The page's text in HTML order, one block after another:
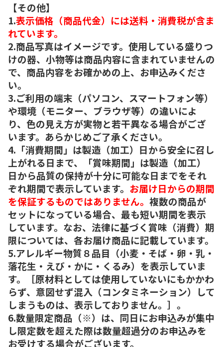
【その他】
1.表示価格（商品代金）には送料・消費税が含ま
れています。
2.商品写真はイメージです。使用している盛りつ
けの器、小物等は商品内容に含まれていませんの
で、商品内容をお確かめの上、お申込みくださ
い。
3.ご利用の端末（パソコン、スマートフォン等）
や環境（モニター、ブラウザ等）の違いによ
り、色の見え方が実物と若干異なる場合がござ
います。あらかじめご了承ください。
4.「消費期間」は製造（加工）日から安全に召し
上がれる日まで、「賞味期間」は製造（加工）
日から品質の保持が十分に可能な日までをそれ
ぞれ期間で表示しています。 お届け日からの期間
を保証するものではありません。 複数の商品が
セットになっている場合、最も短い期間を表示
しています。なお、法律に基づく賞味（消費）期
限については、各お届け商品に記載しています。
5.アレルギー物質８品目（小麦・そば・卵・乳・
落花生・えび・かに・くるみ）を表示していま
す。［原材料としては使用していないにもかかわ
らず、意図せず混入（コンタミネーション）して
しまうものは、表示しておりません。］。
6.数量限定商品（※）は、同日にお申込みが集中
し限定数を超えた際は数量超過分のお申込みを
お受けする場合がございます。